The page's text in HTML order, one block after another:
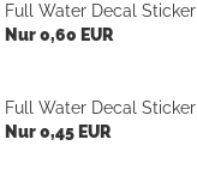
Full Water Decal Sticker
Nur 0,60 EUR
Full Water Decal Sticker
Nur 0,45 EUR